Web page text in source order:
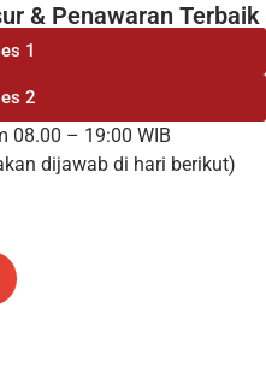
& Penawaran Terbaik
1
2
08.00 – 19:00 WIB
dijawab di hari berikut)